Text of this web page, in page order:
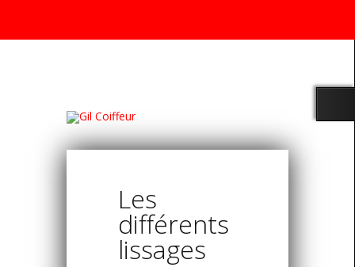
Les
différents
lissages